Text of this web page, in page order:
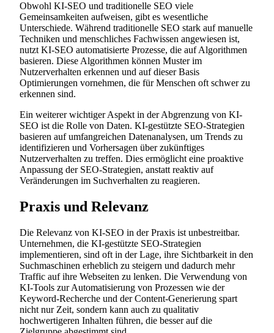
Obwohl KI-SEO und traditionelle SEO viele
Gemeinsamkeiten aufweisen, gibt es wesentliche
Unterschiede. Während traditionelle SEO stark auf manuelle
Techniken und menschliches Fachwissen angewiesen ist,
nutzt KI-SEO automatisierte Prozesse, die auf Algorithmen
basieren. Diese Algorithmen können Muster im
Nutzerverhalten erkennen und auf dieser Basis
Optimierungen vornehmen, die für Menschen oft schwer zu
erkennen sind.
Ein weiterer wichtiger Aspekt in der Abgrenzung von KI-
SEO ist die Rolle von Daten. KI-gestützte SEO-Strategien
basieren auf umfangreichen Datenanalysen, um Trends zu
identifizieren und Vorhersagen über zukünftiges
Nutzerverhalten zu treffen. Dies ermöglicht eine proaktive
Anpassung der SEO-Strategien, anstatt reaktiv auf
Veränderungen im Suchverhalten zu reagieren.
Praxis und Relevanz
Die Relevanz von KI-SEO in der Praxis ist unbestreitbar.
Unternehmen, die KI-gestützte SEO-Strategien
implementieren, sind oft in der Lage, ihre Sichtbarkeit in den
Suchmaschinen erheblich zu steigern und dadurch mehr
Traffic auf ihre Webseiten zu lenken. Die Verwendung von
KI-Tools zur Automatisierung von Prozessen wie der
Keyword-Recherche und der Content-Generierung spart
nicht nur Zeit, sondern kann auch zu qualitativ
hochwertigeren Inhalten führen, die besser auf die